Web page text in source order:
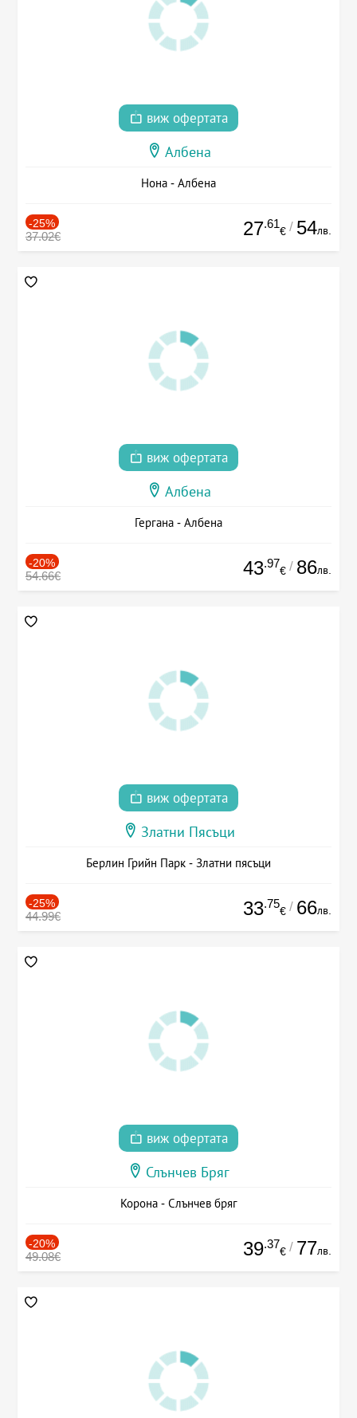
виж офертата
Албена
Нона - Албена
-25%
37.02€ 27.61
€ / 54лв.
виж офертата
Албена
Гергана - Албена
-20%
54.66€ 43.97
€ / 86лв.
виж офертата
Златни Пясъци
Берлин Грийн Парк - Златни пясъци
-25%
44.99€ 33.75
€ / 66лв.
виж офертата
Слънчев Бряг
Корона - Слънчев бряг
-20%
49.08€ 39.37
€ / 77лв.